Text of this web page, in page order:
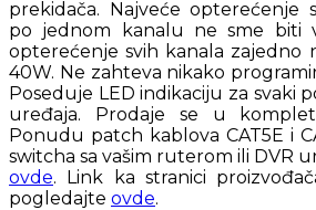
prekidača. Najveće opterećenje
po jednom kanalu ne sme biti
opterećenje svih kanala zajedno
40W. Ne zahteva nikako
Poseduje LED indikaciju za svaki
uređaja. Prodaje se u
Ponudu patch kablova CAT5E i
switcha sa vašim ruterom ili DVR
ovde. Link ka stranici
pogledajte ovde.